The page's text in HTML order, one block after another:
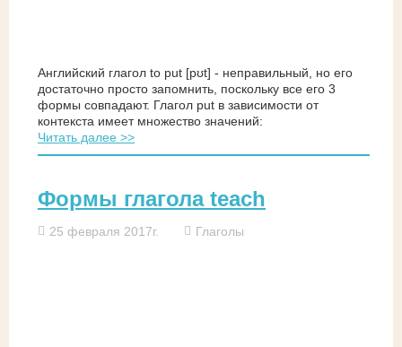
Английский глагол to put [pʊt] - неправильный, но его
достаточно просто запомнить, поскольку все его 3
формы совпадают. Глагол put в зависимости от
контекста имеет множество значений:
Читать далее >>
Формы глагола teach
25 февраля 2017г. Глаголы